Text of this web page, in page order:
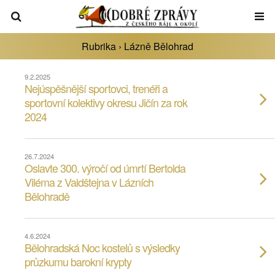
Rubrika › Lázně Bělohrad
9.2.2025
Nejúspěšnější sportovci, trenéři a
sportovní kolektivy okresu Jičín za rok
2024
26.7.2024
Oslavte 300. výročí od úmrtí Bertolda
Viléma z Valdštejna v Lázních
Bělohradě
4.6.2024
Bělohradská Noc kostelů s výsledky
průzkumu barokní krypty